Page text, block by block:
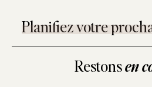
Planifiez votre
Restonsen